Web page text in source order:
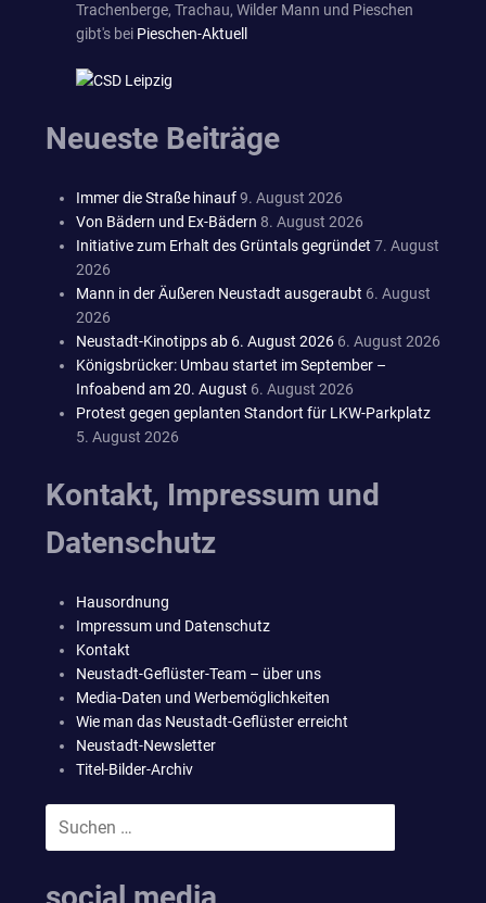
Trachenberge, Trachau, Wilder Mann und Pieschen
gibt's bei Pieschen-Aktuell
Neueste Beiträge
Immer die Straße hinauf9. August 2026
Von Bädern und Ex-Bädern 8. August 2026
Initiative zum Erhalt des Grüntals gegründet 7. August
2026
Mann in der Äußeren Neustadt ausgeraubt 6. August
2026
Neustadt-Kinotipps ab 6. August 2026 6. August 2026
Königsbrücker: Umbau startet im September –
Infoabend am 20. August 6. August 2026
Protest gegen geplanten Standort für LKW-Parkplatz
5. August 2026
Kontakt, Impressum und
Datenschutz
Hausordnung
Impressum und Datenschutz
Kontakt
Neustadt-Geflüster-Team – über uns
Media-Daten und Werbemöglichkeiten
Wie man das Neustadt-Geflüster erreicht
Neustadt-Newsletter
Titel-Bilder-Archiv